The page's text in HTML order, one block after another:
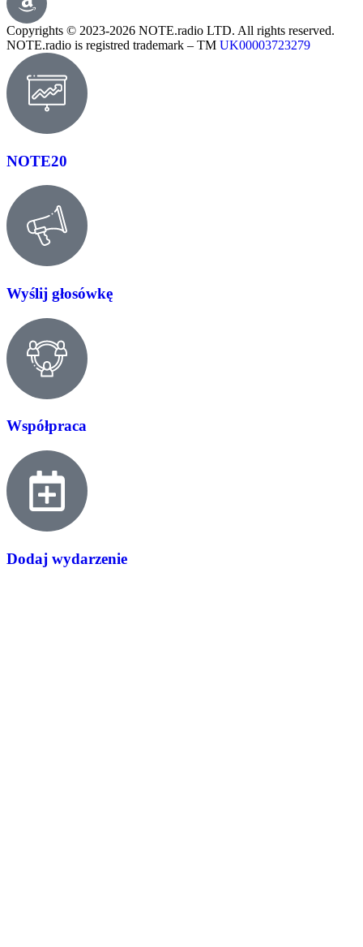
Copyrights © 2023-2026 NOTE.radio LTD. All rights reserved.
NOTE.radio is registred trademark – TM UK00003723279
NOTE20
Wyślij głosówkę
Współpraca
Dodaj wydarzenie